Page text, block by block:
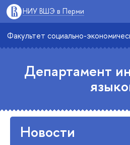
НИУ ВШЭ в Перми
Факультет социально-
Департамент
Новости